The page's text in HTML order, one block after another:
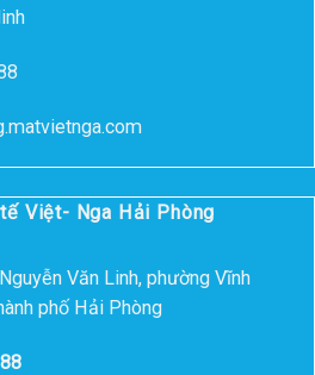
Việt- Nga Hải Phòng
Văn Linh, phường Vĩnh
phố Hải Phòng